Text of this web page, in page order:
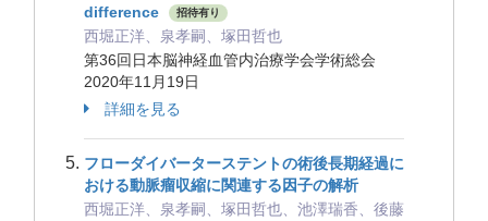
difference
招待有り
西堀正洋、泉孝嗣、塚田哲也
第36回日本脳神経血管内治療学会学術総会
2020年11月19日
詳細を見る
フローダイバーターステントの術後長期経過に
おける動脈瘤収縮に関連する因子の解析
西堀正洋、泉孝嗣、塚田哲也、池澤瑞香、後藤